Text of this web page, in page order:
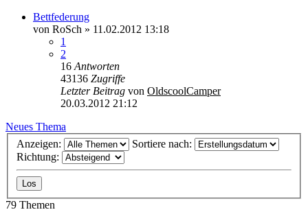
Bettfederung
von RoSch » 11.02.2012 13:18
1
2
16 Antworten
43136 Zugriffe
Letzter Beitrag von OldscoolCamper
20.03.2012 21:12
Neues Thema
Anzeigen:
Sortiere nach:
Richtung:
79 Themen